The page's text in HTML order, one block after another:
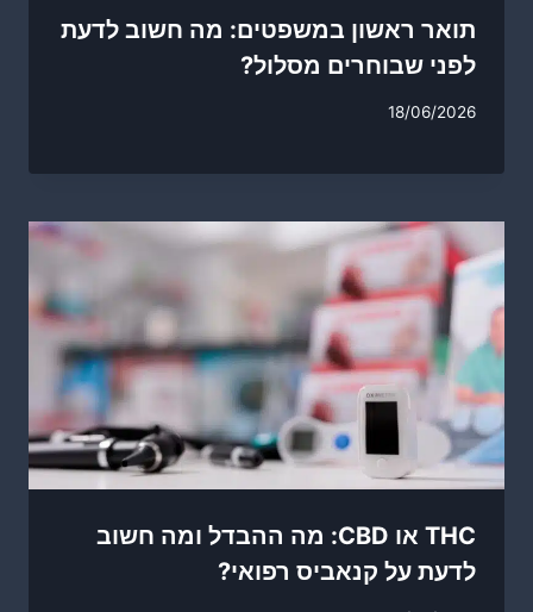
תואר ראשון במשפטים: מה חשוב לדעת
לפני שבוחרים מסלול?
18/06/2026
THC או CBD: מה ההבדל ומה חשוב
לדעת על קנאביס רפואי?